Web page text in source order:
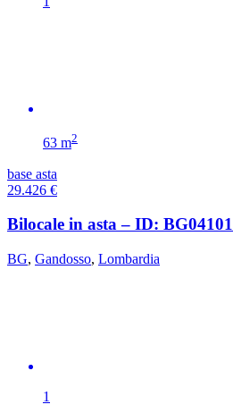
63 m2
base asta
29.426 €
Bilocale in asta – ID: BG04101
BG, Gandosso, Lombardia
1